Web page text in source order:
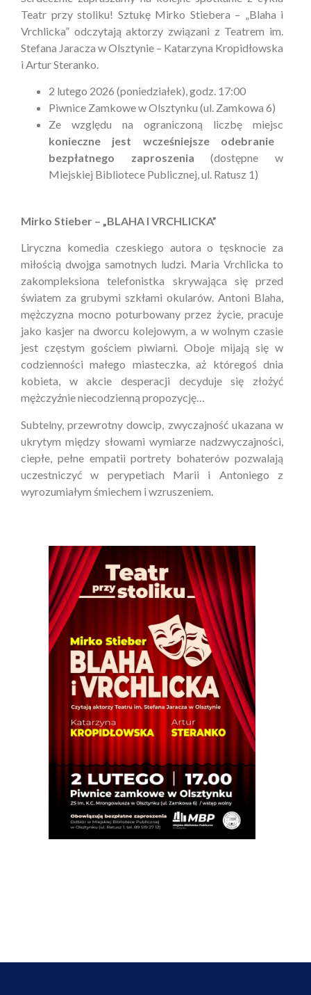
Teatr przy stoliku! Sztukę Mirko Stiebera – „Blaha i
Vrchlicka” odczytają aktorzy związani z Teatrem im.
Stefana Jaracza w Olsztynie – Katarzyna Kropidłowska
i Artur Steranko.
2 lutego 2026 (poniedziałek), godz. 17:00
Piwnice Zamkowe w Olsztynku (ul. Zamkowa 6)
Ze względu na ograniczoną liczbę miejsc
konieczne jest wcześniejsze odebranie
bezpłatnego zaproszenia (dostępne w
Miejskiej Bibliotece Publicznej, ul. Ratusz 1)
Mirko Stieber – „BLAHA I VRCHLICKA”
Liryczna komedia czeskiego autora o tęsknocie za
miłością dwojga samotnych ludzi. Maria Vrchlicka to
zakompleksiona telefonistka skrywająca się przed
światem za grubymi szkłami okularów. Antoni Blaha,
mężczyzna mocno poturbowany przez życie, pracuje
jako kasjer na dworcu kolejowym, a w wolnym czasie
jest częstym gościem piwiarni. Oboje mijają się w
codzienności małego miasteczka, aż któregoś dnia
kobieta, w akcie desperacji decyduje się złożyć
mężczyźnie niecodzienną propozycję…
Subtelny, przewrotny dowcip, zwyczajność ukazana w
ukrytym między słowami wymiarze nadzwyczajności,
ciepłe, pełne empatii portrety bohaterów pozwalają
uczestniczyć w perypetiach Marii i Antoniego z
wyrozumiałym śmiechem i wzruszeniem.